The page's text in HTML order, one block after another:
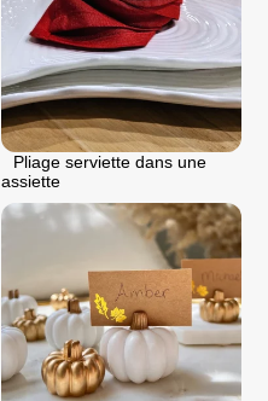
Pliage serviette dans une
assiette